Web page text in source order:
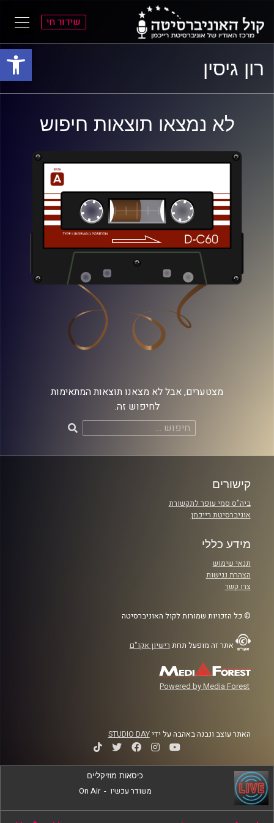
פתח
התפריט
הראשי
התוכן
הראשי
שידור חי
רון גיסין
לא נמצאו תוצאות חיפוש
מצטערים, אבל לא מצאנו תוצאות המתאימות
לחיפוש זה.
חיפוש:
קישורים
ביה"ס סמי עופר לתקשורת
אוניברסיטת רייכמן
מידע כללי
תנאי שימוש
הצהרת נגישות
צרו קשר
© כל הזכויות שמורות לקול האוניברסיטה
אתר זה מופעל תחת רישיון אקו"ם
Powered by Media Forest
האתר עוצב ונבנה באהבה על ידיSTUDIO DAY
כיסאות מוזיקליים
משודר עכשיו -
On Air